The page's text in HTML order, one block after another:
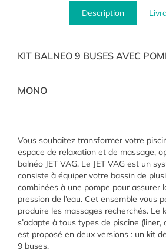
Description
KIT BALNEO 9 BUSES AVEC
MONO
Vous souhaitez transformer votre
espace de relaxation et de massage,
balnéo JET VAG. Le JET VAG est un
consiste à équiper votre bassin de
combinées à une pompe pour assurer
pression de l’eau. Cet ensemble vous
produire les massages recherchés. Le
s’adapte à tous types de piscine (liner,
est proposé en deux versions : un kit
9 buses.